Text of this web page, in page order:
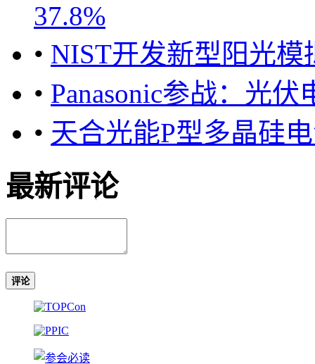
37.8%
• NIST开发新型阳光
• Panasonic参战：光
• 天合光能P型多晶硅
最新评论
评论